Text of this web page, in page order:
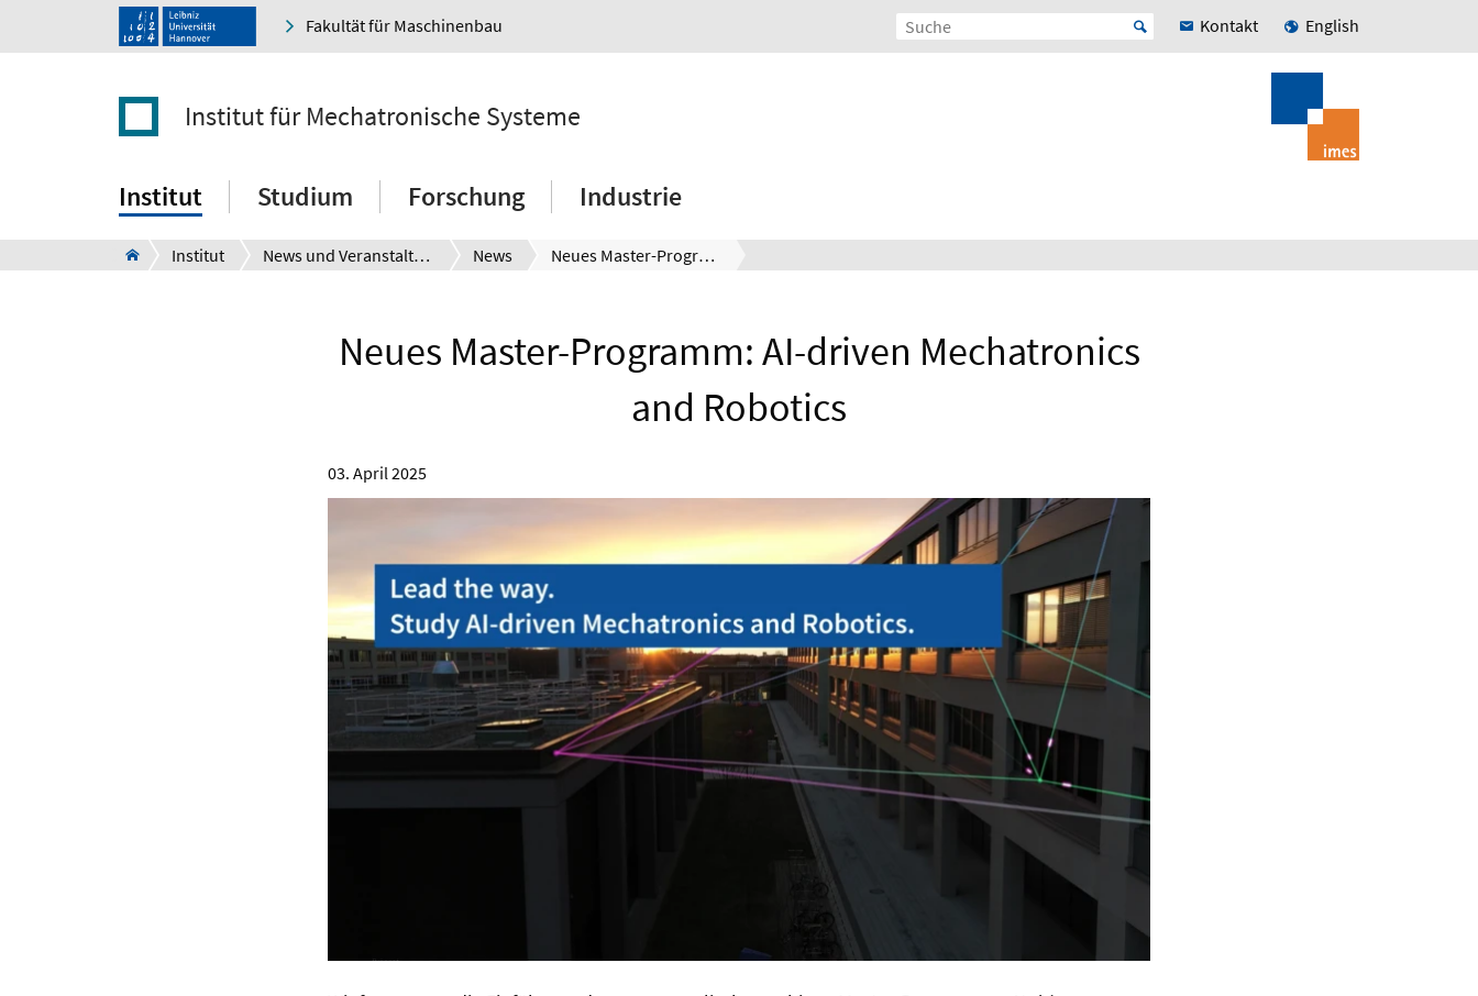
Fakultät für Maschinenbau Kontakt English
Institut für Mechatronische Systeme
Institut Studium Forschung Industrie
Institut News und Veranstaltungen News Neues Master-Programm: AI-driven Mechatronics and Robotics
Neues Master-Programm: AI-driven Mechatronics
and Robotics
03. April 2025